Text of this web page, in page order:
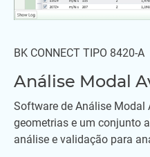
BK CONNECT TIPO 8420-A
Análise Modal
Software de Análise Modal
geometrias e um conjunto
análise e validação para